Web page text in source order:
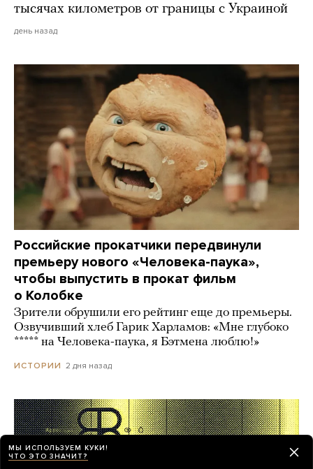
тысячах километров от границы с Украиной
день назад
Российские прокатчики передвинули
премьеру нового «Человека-паука»,
чтобы выпустить в прокат фильм
о Колобке
Зрители обрушили его рейтинг еще до премьеры.
Озвучивший хлеб Гарик Харламов: «Мне глубоко
***** на Человека-паука, я Бэтмена люблю!»
ИСТОРИИ 2 дня назад
МЫ ИСПОЛЬЗУЕМ КУКИ!
ЧТО ЭТО ЗНАЧИТ?